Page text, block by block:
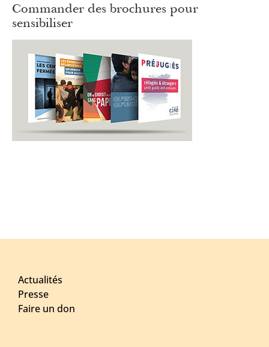
Commander des brochures pour
sensibiliser
Actualités
Presse
Faire un don